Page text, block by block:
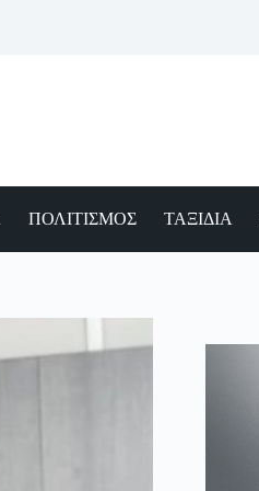
ΠΟΛΙΤΙΣΜΟΣ ΤΑΞΙΔΙΑ